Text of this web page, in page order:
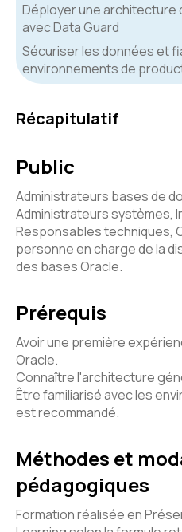
Déployer une architecture
avec Data Guard
Sécuriser les données et
environnements de
Récapitulatif
Public
Administrateurs bases de
Administrateurs systèmes,
Responsables techniques,
personne en charge de la
des bases Oracle.
Prérequis
Avoir une première
Oracle.
Connaître l'architecture
Être familiarisé avec les
est recommandé.
Méthodes et
pédagogiques
Formation réalisée en